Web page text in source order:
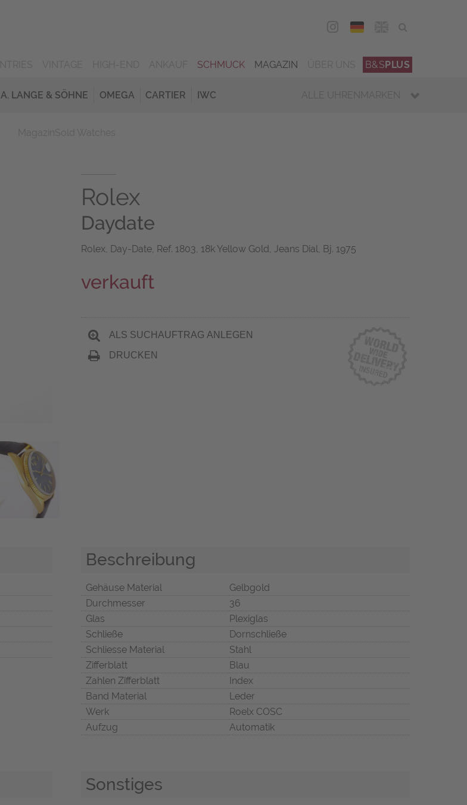
DEU
SCHMUCK MAGAZIN B&SPLUS
A. LANGE & SÖHNE OMEGA CARTIER IWC ALLE UHRENMARKEN
Rolex
Daydate
Rolex, Day-Date, Ref. 1803, 18k Yellow Gold, Jeans Dial, Bj. 1975
verkauft
ALS SUCHAUFTRAG ANLEGEN
DRUCKEN
Beschreibung
Gehäuse Material
Gelbgold
Durchmesser
36
Glas
Plexiglas
Schließe
Dornschließe
Schliesse Material
Stahl
Zifferblatt
Blau
Zahlen Zifferblatt
Index
Band Material
Leder
Werk
Roelx COSC
Aufzug
Automatik
Sonstiges